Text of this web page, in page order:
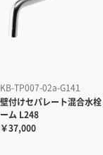
KB-TP007-02a-G141
壁付けセパレート混合水栓
ーム L248
￥37,000